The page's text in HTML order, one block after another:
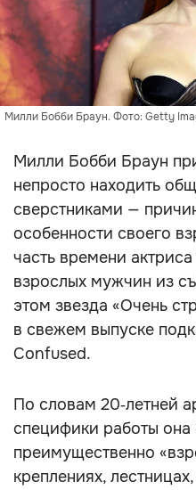
Милли Бобби Браун. Фото: Getty
Милли Бобби Браун
непросто находить
сверстниками —
особенности своего
часть времени
взрослых мужчин из
этом звезда «Очень
в свежем выпуске
Confused.
По словам 20‑летней
специфики работы она
преимущественно
креплениях,